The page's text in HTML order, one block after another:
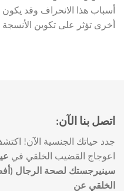
أسباب هذا الانحراف وقد
أخرى تؤثر على تكوين الأنسجة
اتصل بنا الآن:
جدد حياتك الجنسية الآن!
اعوجاج القضيب الخلقي في
سينيرجستك لصحة الرجال
الخلقي عن